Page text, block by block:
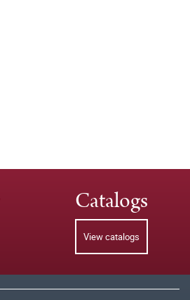
Catalogs
View catalogs